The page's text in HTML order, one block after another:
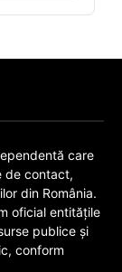
care
de contact,
din România.
oficial entitățile
publice și
conform